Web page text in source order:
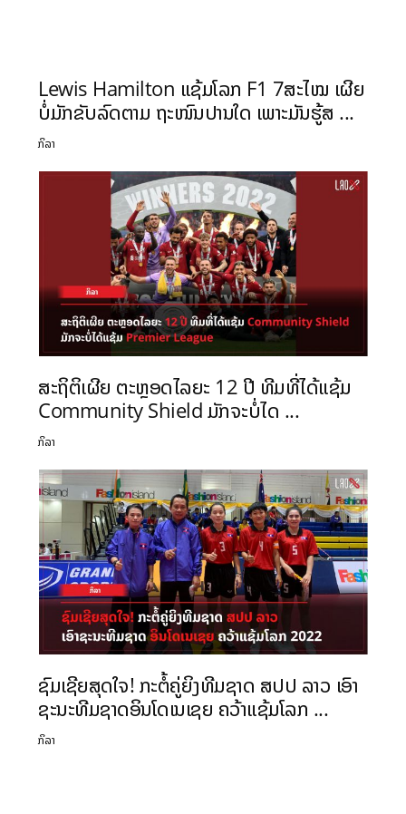
Lewis Hamilton ແຊ້ມໂລກ F1 7ສະໄໝ ເຜີຍ
ບໍ່ມັກຂັບລົດຕາມ ຖະໜົນປານໃດ ເພາະມັນຮູ້ສ ...
ກິລາ
ສະຖິຕິເຜີຍ ຕະຫຼອດໄລຍະ 12 ປີ ທີມທີ່ໄດ້ແຊ້ມ
Community Shield ມັກຈະບໍ່ໄດ ...
ກິລາ
ຊົມເຊີຍສຸດໃຈ! ກະຕໍ້ຄູ່ຍິງທີມຊາດ ສປປ ລາວ ເອົາ
ຊະນະທີມຊາດອິນໂດເນເຊຍ ຄວ້າແຊ້ມໂລກ ...
ກິລາ